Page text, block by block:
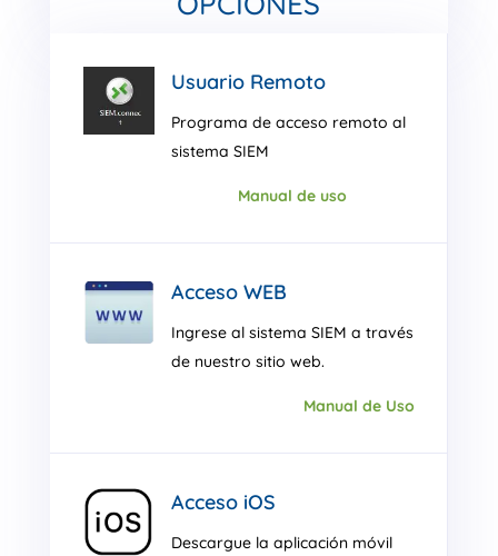
Usuario Remoto
Programa de acceso remoto al
sistema SIEM
Manual de uso
Acceso WEB
Ingrese al sistema SIEM a través
de nuestro sitio web.
Manual de Uso
Acceso iOS
Descargue la aplicación móvil